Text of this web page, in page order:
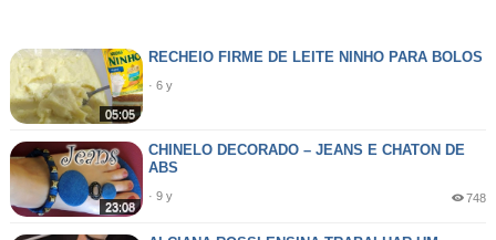
05:05
RECHEIO FIRME DE LEITE NINHO PARA BOLOS
· 6 y
23:08
CHINELO DECORADO – JEANS E CHATON DE
ABS
· 9 y 748